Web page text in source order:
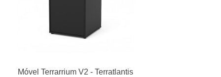
Móvel Terrarrium V2 - Terratlantis